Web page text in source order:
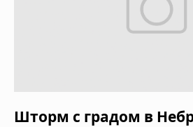
Шторм с градом в